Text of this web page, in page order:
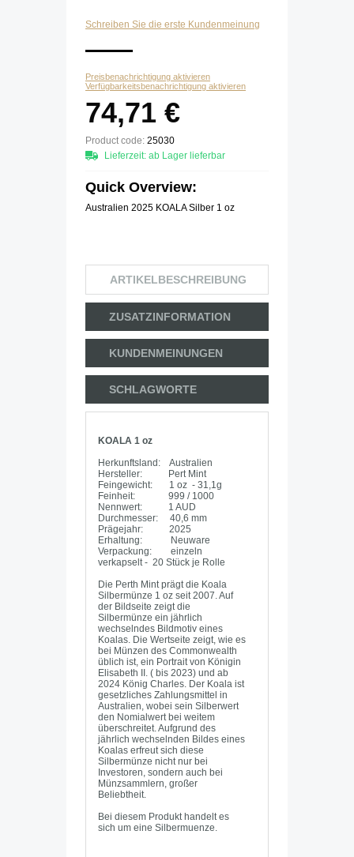
Schreiben Sie die erste Kundenmeinung
Preisbenachrichtigung aktivieren
Verfügbarkeitsbenachrichtigung aktivieren
74,71 €
Product code: 25030
Lieferzeit: ab Lager lieferbar
Quick Overview:
Australien 2025 KOALA Silber 1 oz
ARTIKELBESCHREIBUNG
ZUSATZINFORMATION
KUNDENMEINUNGEN
SCHLAGWORTE
KOALA 1 oz
Herkunftsland: Australien
Hersteller: Pert Mint
Feingewicht: 1 oz - 31,1g
Feinheit: 999 / 1000
Nennwert: 1 AUD
Durchmesser: 40,6 mm
Prägejahr: 2025
Erhaltung: Neuware
Verpackung: einzeln
verkapselt - 20 Stück je Rolle
Die Perth Mint prägt die Koala
Silbermünze 1 oz seit 2007. Auf
der Bildseite zeigt die
Silbermünze ein jährlich
wechselndes Bildmotiv eines
Koalas. Die Wertseite zeigt, wie es
bei Münzen des Commonwealth
üblich ist, ein Portrait von Königin
Elisabeth II. ( bis 2023) und ab
2024 König Charles. Der Koala ist
gesetzliches Zahlungsmittel in
Australien, wobei sein Silberwert
den Nomialwert bei weitem
überschreitet. Aufgrund des
jährlich wechselnden Bildes eines
Koalas erfreut sich diese
Silbermünze nicht nur bei
Investoren, sondern auch bei
Münzsammlern, großer
Beliebtheit.
Bei diesem Produkt handelt es
sich um eine Silbermuenze.